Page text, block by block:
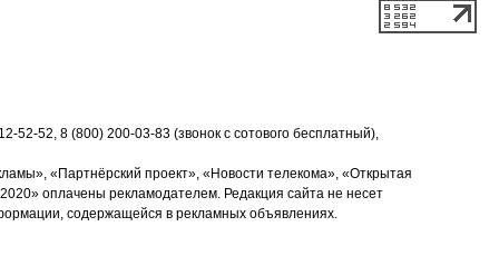
52-52, 8 (800) 200-03-83 (звонок с сотового бесплатный),
«Партнёрский проект», «Новости телекома», «Открытая
оплачены рекламодателем. Редакция сайта не несет
содержащейся в рекламных объявлениях.